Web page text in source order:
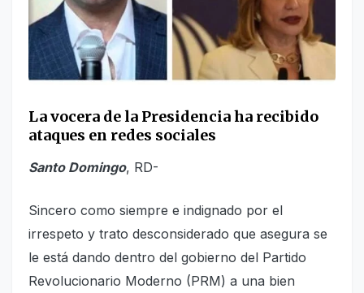
La vocera de la Presidencia ha recibido
ataques en redes sociales
Santo Domingo, RD-
Sincero como siempre e indignado por el
irrespeto y trato desconsiderado que asegura se
le está dando dentro del gobierno del Partido
Revolucionario Moderno (PRM) a una bien